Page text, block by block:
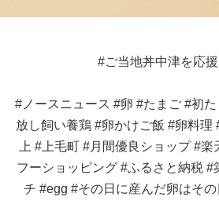
#ご当地丼中津を応援
#ノースニュース #卵 #たまご #初
放し飼い養鶏 #卵かけご飯 #卵料理
上 #上毛町 #月間優良ショップ #
フーショッピング #ふるさと納税 #
チ #egg #その日に産んだ卵はそ